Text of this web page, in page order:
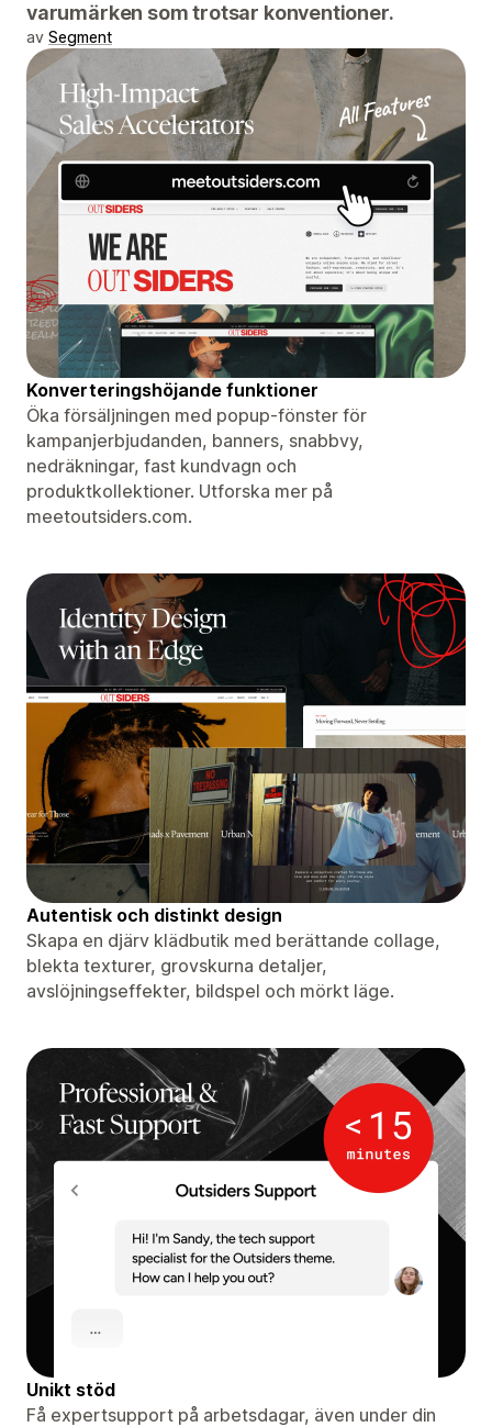
varumärken som trotsar konventioner.
av Segment
Konverteringshöjande funktioner
Öka försäljningen med popup-fönster för
kampanjerbjudanden, banners, snabbvy,
nedräkningar, fast kundvagn och
produktkollektioner. Utforska mer på
meetoutsiders.com.
Autentisk och distinkt design
Skapa en djärv klädbutik med berättande collage,
blekta texturer, grovskurna detaljer,
avslöjningseffekter, bildspel och mörkt läge.
Unikt stöd
Få expertsupport på arbetsdagar, även under din